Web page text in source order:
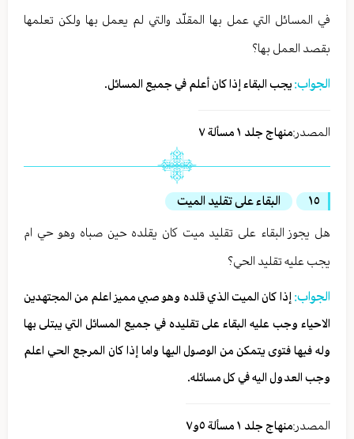
في المسائل التي عمل بها المقلّد والتي لم يعمل بها ولكن تعلمها
بقصد العمل بها؟
الجواب: يجب البقاء إذا كان أعلم في جميع المسائل.
المصدر:منهاج جلد ١ مسألة ٧
١٥
البقاء على تقليد الميت
هل يجوز البقاء على تقليد ميت كان يقلده حين صباه وهو حي ام
يجب عليه تقليد الحي؟
الجواب: إذا كان الميت الذي قلده وهو صبي مميز اعلم من المجتهدين
الاحياء وجب عليه البقاء على تقليده في جميع المسائل التي يبتلى بها
وله فيها فتوى يتمكن من الوصول اليها واما إذا كان المرجع الحي اعلم
وجب العدول اليه في كل مسائله.
المصدر:منهاج جلد ١ مسألة ٥و٧